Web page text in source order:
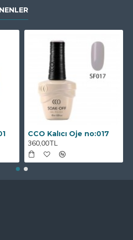
CCO Kalıcı Oje no:017
360,00TL